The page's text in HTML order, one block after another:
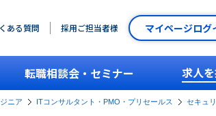
ある質問 採用ご担当者様 マイページログ
転職相談会・セミナー 求人
ニア ITコンサルタント・PMO・プリセールス セキュ